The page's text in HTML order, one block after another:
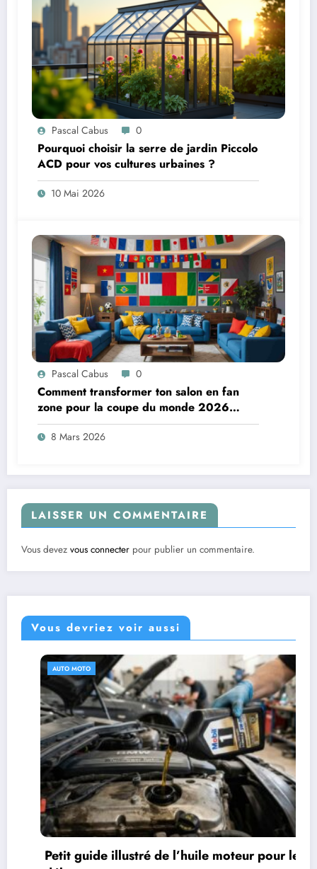
Pascal Cabus 0
Pourquoi choisir la serre de jardin Piccolo
ACD pour vos cultures urbaines ?
10 Mai 2026
Pascal Cabus 0
Comment transformer ton salon en fan
zone pour la coupe du monde 2026
(Budget Mini !)
8 Mars 2026
LAISSER UN COMMENTAIRE
Vous devez vous connecter pour publier un commentaire.
Vous devriez voir aussi
AUTO MOTO
Petit guide illustré de l’huile moteur pour les